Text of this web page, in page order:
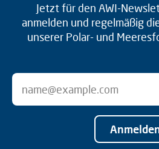
Jetzt für den AWI-
anmelden und regelmäßig
unserer Polar- und